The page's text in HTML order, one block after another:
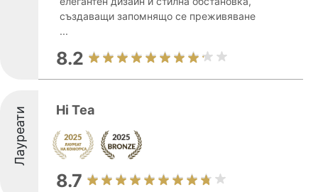
създаващи запомнящо се преживяване
...
8.2
Лауреати Hi Tea
8.7